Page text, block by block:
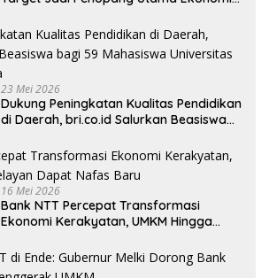
23 Mei 2026
Dukung Peningkatan Kualitas Pendidikan
di Daerah, bri.co.id Salurkan Beasiswa
Weetebula
16 Mei 2026
Bank NTT Percepat Transformasi
Ekonomi Kerakyatan, UMKM Hingga